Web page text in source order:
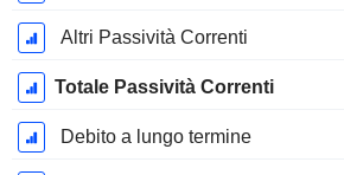
Altri Passività Correnti
Totale Passività Correnti
Debito a lungo termine